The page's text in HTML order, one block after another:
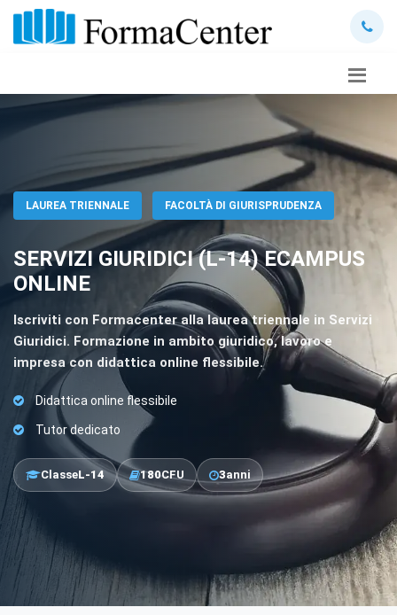
LAUREA TRIENNALE FACOLTÀ DI GIURISPRUDENZA
SERVIZI GIURIDICI (L-14) ECAMPUS
ONLINE
Iscriviti con Formacenter alla laurea triennale in Servizi
Giuridici. Formazione in ambito giuridico, lavoro e
impresa con didattica online flessibile.
Didattica online flessibile
Tutor dedicato
ClasseL-14 180CFU 3anni